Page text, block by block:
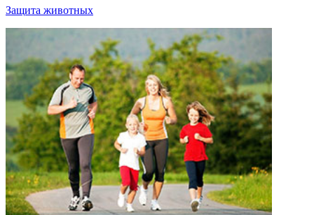
Защита животных